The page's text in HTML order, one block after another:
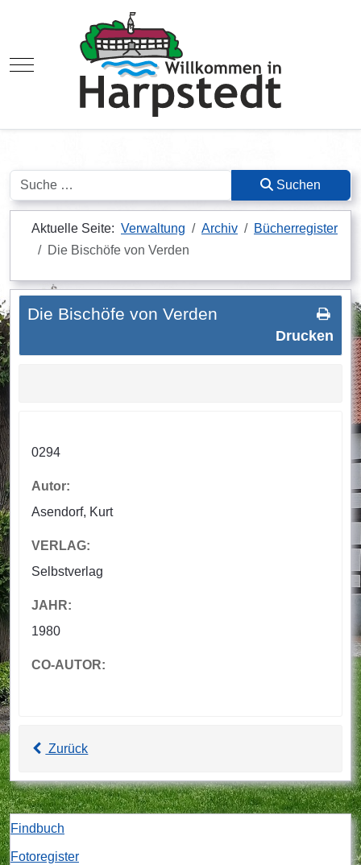
Mobile Menu Toggle
Suchen Suchen
Aktuelle Seite: Verwaltung Archiv
Bücherregister
Die Bischöfe von Verden
Drucken
Die Bischöfe von Verden
0294
Autor:
Asendorf, Kurt
VERLAG:
Selbstverlag
JAHR:
1980
CO-AUTOR:
Zurück
Findbuch
Fotoregister